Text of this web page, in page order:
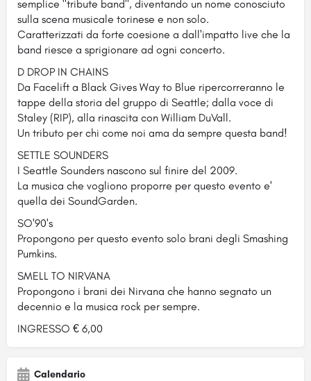
semplice "tribute band", diventando un nome conosciuto
sulla scena musicale torinese e non solo.
Caratterizzati da forte coesione a dall'impatto live che la
band riesce a sprigionare ad ogni concerto.
D DROP IN CHAINS
Da Facelift a Black Gives Way to Blue ripercorreranno le
tappe della storia del gruppo di Seattle; dalla voce di
Staley (RIP), alla rinascita con William DuVall.
Un tributo per chi come noi ama da sempre questa band!
SETTLE SOUNDERS
I Seattle Sounders nascono sul finire del 2009.
La musica che vogliono proporre per questo evento e'
quella dei SoundGarden.
SO'90's
Propongono per questo evento solo brani degli Smashing
Pumkins.
SMELL TO NIRVANA
Propongono i brani dei Nirvana che hanno segnato un
decennio e la musica rock per sempre.
INGRESSO € 6,00
Calendario